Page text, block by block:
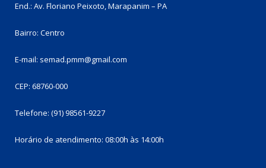
End.: Av. Floriano Peixoto, Marapanim – PA
Bairro: Centro
E-mail: semad.pmm@gmail.com
CEP: 68760-000
Telefone: (91) 98561-9227
Horário de atendimento: 08:00h às 14:00h